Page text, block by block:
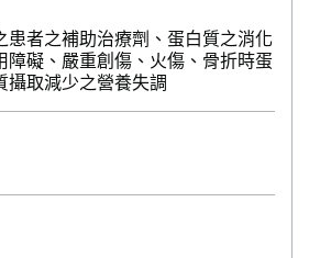
患者之補助治療劑、蛋白質之消化
障礙、嚴重創傷、火傷、骨折時蛋
攝取減少之營養失調